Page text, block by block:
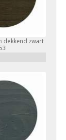
dekkend zwart